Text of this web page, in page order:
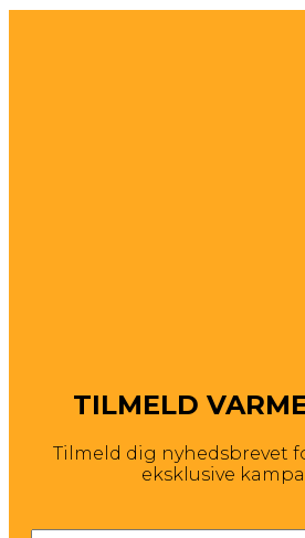
TILMELD
Tilmeld dig nyhedsbrevet
eksklusive